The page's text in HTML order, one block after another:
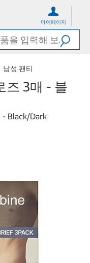
마이페이지
남성 팬티
즈 3매 - 블
Black/Dark